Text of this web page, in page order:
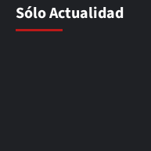
Sólo Actualidad